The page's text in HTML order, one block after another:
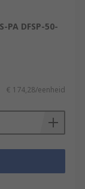
PA DFSP-50-
€ 174,28/eenheid